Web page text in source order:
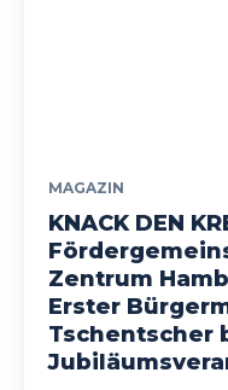
MAGAZIN
KNACK DEN
Zentrum
Erster
Tschentscher